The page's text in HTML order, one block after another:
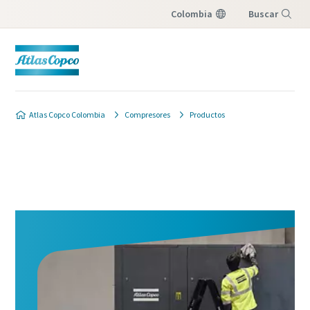
Colombia Buscar
Atlas Copco Colombia Compresores Productos